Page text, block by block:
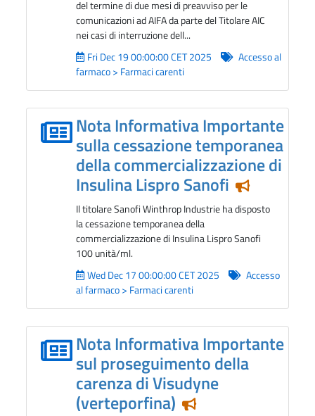
del termine di due mesi di preavviso per le
comunicazioni ad AIFA da parte del Titolare AIC
nei casi di interruzione dell...
Fri Dec 19 00:00:00 CET 2025
Accesso al
farmaco > Farmaci carenti
Nota Informativa Importante
sulla cessazione temporanea
della commercializzazione di
Insulina Lispro Sanofi Notizia in
Il titolare Sanofi Winthrop Industrie ha disposto
la cessazione temporanea della
commercializzazione di Insulina Lispro Sanofi
100 unità/ml.
Wed Dec 17 00:00:00 CET 2025
Accesso
al farmaco > Farmaci carenti
Nota Informativa Importante
sul proseguimento della
carenza di Visudyne
(verteporfina) Notizia in evidenza